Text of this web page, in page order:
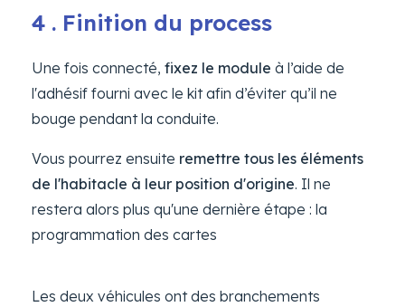
4 . Finition du process
Une fois connecté, fixez le module à l’aide de
l'adhésif fourni avec le kit afin d’éviter qu’il ne
bouge pendant la conduite.
Vous pourrez ensuite remettre tous les éléments
de l'habitacle à leur position d'origine. Il ne
restera alors plus qu'une dernière étape : la
programmation des cartes
Les deux véhicules ont des branchements